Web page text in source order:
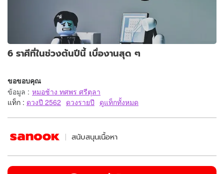
6 ราศีที่ในช่วงต้นปีนี้ เบื่องานสุด ๆ
ขอขอบคุณ
ข้อมูล : หมอช้าง ทศพร ศรีตุลา
แท็ก : ดวงปี 2562 ดวงรายปี ดูแท็กทั้งหมด
สนับสนุนเนื้อหา